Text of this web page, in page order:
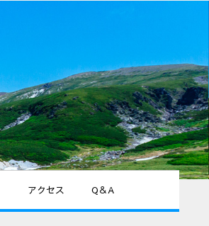
アクセス Q＆A